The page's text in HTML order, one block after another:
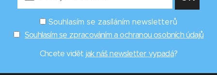
Souhlasím se zasíláním newsletterů
Souhlasím se zpracováním a ochranou osobních údajů
Chcete vidět jak náš newsletter vypadá?